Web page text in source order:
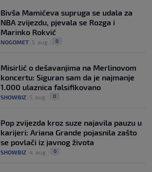
Bivša Mamićeva supruga se udala za
NBA zvijezdu, pjevala se Rozga i
Marinko Rokvić
NOGOMET 5. aug. 0
Misirlić o dešavanjima na Merlinovom
koncertu: Siguran sam da je najmanje
1.000 ulaznica falsifikovano
SHOWBIZ 5. aug. 0
Pop zvijezda kroz suze najavila pauzu u
karijeri: Ariana Grande pojasnila zašto
se povlači iz javnog života
SHOWBIZ 4. aug. 0